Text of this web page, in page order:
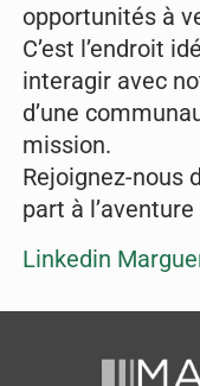
opportunités à
C’est l’endroit
interagir avec
d’une
mission.
Rejoignez-nous
part à l’aventure
Linkedin